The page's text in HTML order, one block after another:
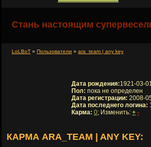
Стань настоящим
LoLBoT » Пользователи » ara_team | any key
Дата рождения:1921-03-
Пол: пока не определен
Дата регистрации: 2008-
Дата последнего логина:
Карма: 0; Изменить: + -
КАРМА ARA_TEAM | ANY KEY: